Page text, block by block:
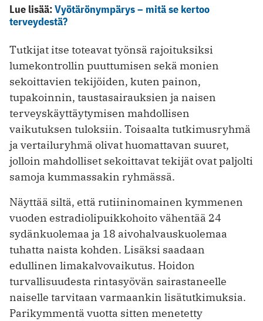
Lue lisää:Vyötärönympärys – mitä se kertoo
terveydestä?
Tutkijat itse toteavat työnsä rajoituksiksi
lumekontrollin puuttumisen sekä monien
sekoittavien tekijöiden, kuten painon,
tupakoinnin, taustasairauksien ja naisen
terveyskäyttäytymisen mahdollisen
vaikutuksen tuloksiin. Toisaalta tutkimusryhmä
ja vertailuryhmä olivat huomattavan suuret,
jolloin mahdolliset sekoittavat tekijät ovat paljolti
samoja kummassakin ryhmässä.
Näyttää siltä, että rutiininomainen kymmenen
vuoden estradiolipuikkohoito vähentää 24
sydänkuolemaa ja 18 aivohalvauskuolemaa
tuhatta naista kohden. Lisäksi saadaan
edullinen limakalvo­vaikutus. Hoidon
turvallisuudesta rintasyövän sairastaneelle
naiselle tarvitaan varmaankin lisätutkimuksia.
Pari­kymmentä vuotta sitten menetetty